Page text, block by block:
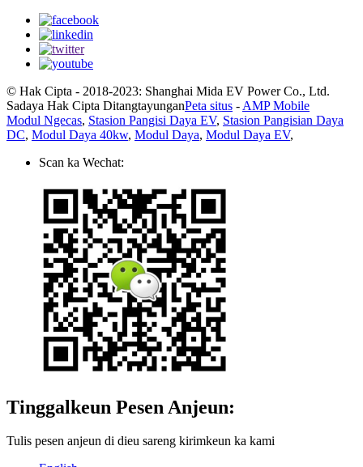
© Hak Cipta - 2018-2023: Shanghai Mida EV Power Co., Ltd.
Sadaya Hak Cipta DitangtayunganPeta situs - AMP Mobile
Modul Ngecas, Stasion Pangisi Daya EV, Stasion Pangisian Daya
DC, Modul Daya 40kw, Modul Daya, Modul Daya EV,
Scan ka Wechat:
Tinggalkeun Pesen Anjeun:
Tulis pesen anjeun di dieu sareng kirimkeun ka kami